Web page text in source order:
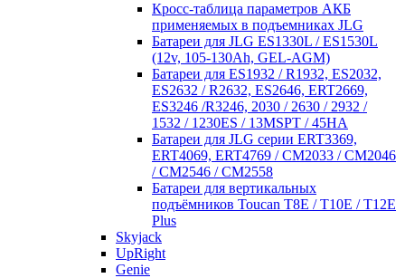
Кросc-таблица параметров АКБ
применяемых в подъемниках JLG
Батареи для JLG ES1330L / ES1530L
(12v, 105-130Ah, GEL-AGM)
Батареи для ES1932 / R1932, ES2032,
ES2632 / R2632, ES2646, ERT2669,
ES3246 /R3246, 2030 / 2630 / 2932 /
1532 / 1230ES / 13MSPT / 45HA
Батареи для JLG серии ERT3369,
ERT4069, ERT4769 / CM2033 / CM2046
/ CM2546 / CM2558
Батареи для вертикальных
подъёмников Toucan T8E / T10E / T12E
Plus
Skyjack
UpRight
Genie